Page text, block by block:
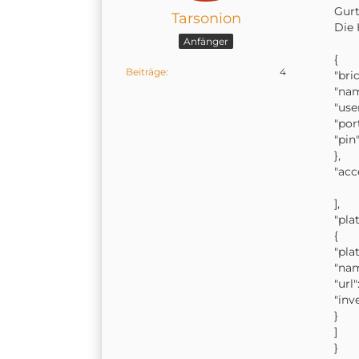
Tarsonion
Anfänger
Beiträge 4
Die
{
},
],
{
}
]
}